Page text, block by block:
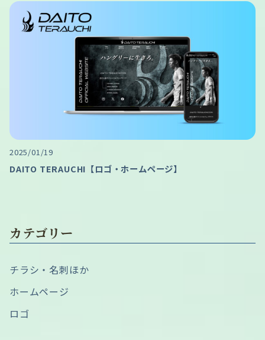
2025/01/19
DAITO TERAUCHI【ロゴ・ホームページ】
カテゴリー
チラシ・名刺ほか
ホームページ
ロゴ